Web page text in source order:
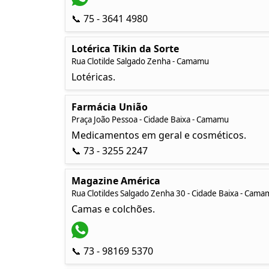
📞 75 - 3641 4980
Lotérica Tikin da Sorte
Rua Clotilde Salgado Zenha - Camamu
Lotéricas.
Farmácia União
Praça João Pessoa - Cidade Baixa - Camamu
Medicamentos em geral e cosméticos.
📞 73 - 3255 2247
Magazine América
Rua Clotildes Salgado Zenha 30 - Cidade Baixa -
Camas e colchões.
📞 73 - 98169 5370